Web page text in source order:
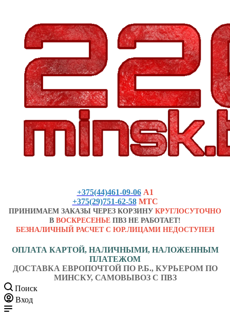
+375(44)461-09-06 А1
+375(29)751-62-58 МТС
ПРИНИМАЕМ ЗАКАЗЫ ЧЕРЕЗ КОРЗИНУ КРУГЛОСУТОЧНО
В ВОСКРЕСЕНЬЕ ПВЗ НЕ РАБОТАЕТ!
БЕЗНАЛИЧНЫЙ РАСЧЕТ С ЮР.ЛИЦАМИ НЕДОСТУПЕН
ОПЛАТА КАРТОЙ, НАЛИЧНЫМИ, НАЛОЖЕННЫМ
ПЛАТЕЖОМ
ДОСТАВКА ЕВРОПОЧТОЙ ПО Р.Б., КУРЬЕРОМ ПО
МИНСКУ, САМОВЫВОЗ С ПВЗ
Поиск
Вход